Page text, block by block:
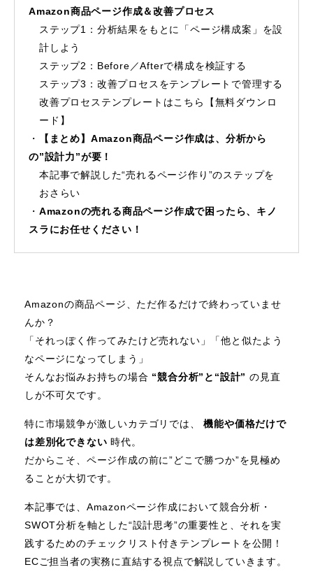
Amazon商品ページ作成＆改善プロセス
ステップ1：分析結果をもとに「ページ構成案」を設
計しよう
ステップ2：Before／Afterで構成を検証する
ステップ3：改善プロセスをテンプレートで管理する
改善プロセステンプレートはこちら【無料ダウンロ
ード】
【まとめ】Amazon商品ページ作成は、分析から
の”設計力”が要！
本記事で解説した“売れるページ作り”のステップを
おさらい
Amazonの売れる商品ページ作成で困ったら、キノ
スラにお任せください！
Amazonの商品ページ、ただ作るだけで終わっていませ
んか？
「それっぽく作ってみたけど売れない」「他と似たよう
なページになってしまう」
そんなお悩みお持ちの場合 “競合分析”と“設計” の見直
しが不可欠です。
特に市場競争が激しいカテゴリでは、機能や価格だけで
は差別化できない 時代。
だからこそ、ページ作成の前に”どこで勝つか”を見極め
ることが大切です。
本記事では、Amazonページ作成において競合分析・
SWOT分析を軸とした“設計思考”の重要性と、それを実
践するためのチェックリスト付きテンプレートを公開！
ECご担当者の実務に直結する視点で解説していきます。